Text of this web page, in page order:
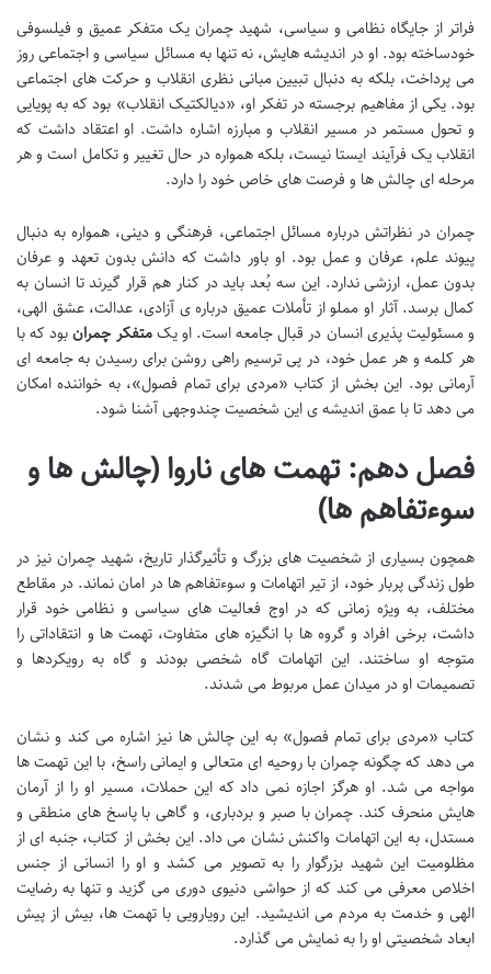
فراتر از جایگاه نظامی و سیاسی، شهید چمران یک متفکر عمیق و فیلسوفی
خودساخته بود. او در اندیشه هایش، نه تنها به مسائل سیاسی و اجتماعی روز
می پرداخت، بلکه به دنبال تبیین مبانی نظری انقلاب و حرکت های اجتماعی
بود. یکی از مفاهیم برجسته در تفکر او، «دیالکتیک انقلاب» بود که به پویایی
و تحول مستمر در مسیر انقلاب و مبارزه اشاره داشت. او اعتقاد داشت که
انقلاب یک فرآیند ایستا نیست، بلکه همواره در حال تغییر و تکامل است و هر
مرحله ای چالش ها و فرصت های خاص خود را دارد.
چمران در نظراتش درباره مسائل اجتماعی، فرهنگی و دینی، همواره به دنبال
پیوند علم، عرفان و عمل بود. او باور داشت که دانش بدون تعهد و عرفان
بدون عمل، ارزشی ندارد. این سه بُعد باید در کنار هم قرار گیرند تا انسان به
کمال برسد. آثار او مملو از تأملات عمیق درباره ی آزادی، عدالت، عشق الهی،
و مسئولیت پذیری انسان در قبال جامعه است. او یکمتفکر چمرانبود که با
هر کلمه و هر عمل خود، در پی ترسیم راهی روشن برای رسیدن به جامعه ای
آرمانی بود. این بخش از کتاب «مردی برای تمام فصول»، به خواننده امکان
می دهد تا با عمق اندیشه ی این شخصیت چندوجهی آشنا شود.
فصل دهم: تهمت های ناروا (چالش ها و
سوءتفاهم ها)
همچون بسیاری از شخصیت های بزرگ و تأثیرگذار تاریخ، شهید چمران نیز در
طول زندگی پربار خود، از تیر اتهامات و سوءتفاهم ها در امان نماند. در مقاطع
مختلف، به ویژه زمانی که در اوج فعالیت های سیاسی و نظامی خود قرار
داشت، برخی افراد و گروه ها با انگیزه های متفاوت، تهمت ها و انتقاداتی را
متوجه او ساختند. این اتهامات گاه شخصی بودند و گاه به رویکردها و
تصمیمات او در میدان عمل مربوط می شدند.
کتاب «مردی برای تمام فصول» به این چالش ها نیز اشاره می کند و نشان
می دهد که چگونه چمران با روحیه ای متعالی و ایمانی راسخ، با این تهمت ها
مواجه می شد. او هرگز اجازه نمی داد که این حملات، مسیر او را از آرمان
هایش منحرف کند. چمران با صبر و بردباری، و گاهی با پاسخ های منطقی و
مستدل، به این اتهامات واکنش نشان می داد. این بخش از کتاب، جنبه ای از
مظلومیت این شهید بزرگوار را به تصویر می کشد و او را انسانی از جنس
اخلاص معرفی می کند که از حواشی دنیوی دوری می گزید و تنها به رضایت
الهی و خدمت به مردم می اندیشید. این رویارویی با تهمت ها، بیش از پیش
ابعاد شخصیتی او را به نمایش می گذارد.